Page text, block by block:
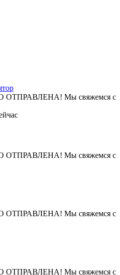
ОТПРАВЛЕНА! Мы свяжемся с
ОТПРАВЛЕНА! Мы свяжемся с
ОТПРАВЛЕНА! Мы свяжемся с
ОТПРАВЛЕНА! Мы свяжемся с